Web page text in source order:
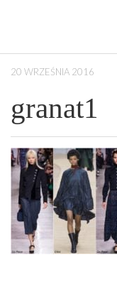
20 WRZEŚNIA 2016
granat1